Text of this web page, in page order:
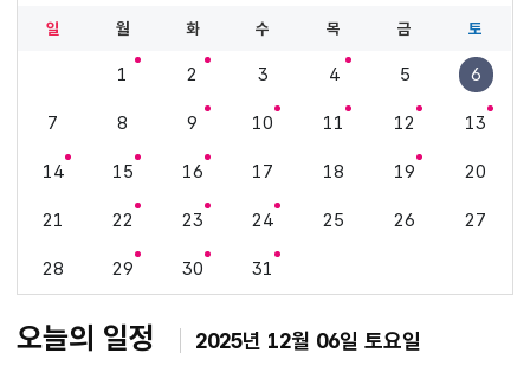
일 월 화 수 목 금 토
1 2 3 4 5 6
7 8 9 10 11 12 13
14 15 16 17 18 19 20
21 22 23 24 25 26 27
28 29 30 31
오늘의 일정 2025년 12월 06일 토요일